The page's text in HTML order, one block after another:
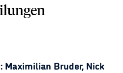
Maximilian Bruder, Nick